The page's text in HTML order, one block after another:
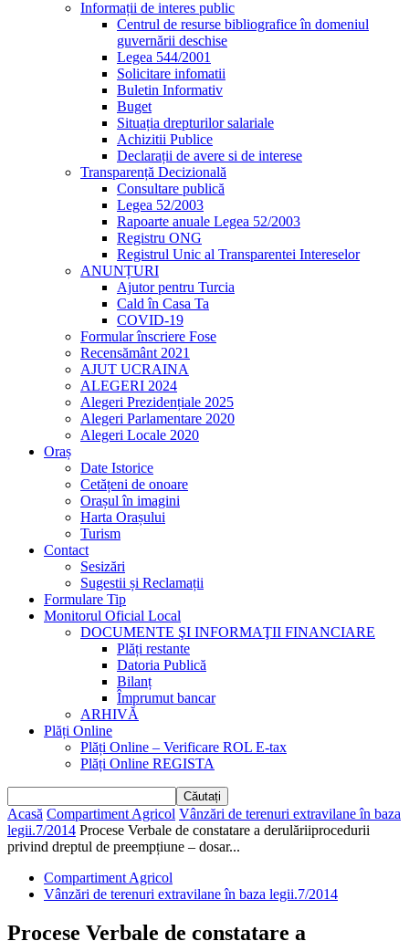
Informații de interes public
Centrul de resurse bibliografice în domeniul
guvernării deschise
Legea 544/2001
Solicitare infomatii
Buletin Informativ
Buget
Situația drepturilor salariale
Achizitii Publice
Declarații de avere si de interese
Transparență Decizională
Consultare publică
Legea 52/2003
Rapoarte anuale Legea 52/2003
Registru ONG
Registrul Unic al Transparentei Intereselor
ANUNȚURI
Ajutor pentru Turcia
Cald în Casa Ta
COVID-19
Formular înscriere Fose
Recensământ 2021
AJUT UCRAINA
ALEGERI 2024
Alegeri Prezidențiale 2025
Alegeri Parlamentare 2020
Alegeri Locale 2020
Oraș
Date Istorice
Cetățeni de onoare
Orașul în imagini
Harta Orașului
Turism
Contact
Sesizări
Sugestii și Reclamații
Formulare Tip
Monitorul Oficial Local
DOCUMENTE ŞI INFORMAŢII FINANCIARE
Plăți restante
Datoria Publică
Bilanț
Împrumut bancar
ARHIVĂ
Plăți Online
Plăți Online – Verificare ROL E-tax
Plăți Online REGISTA
Acasă Compartiment Agricol Vânzări de terenuri extravilane în baza
legii.7/2014 Procese Verbale de constatare a derulăriiprocedurii
privind dreptul de preempțiune – dosar...
Compartiment Agricol
Vânzări de terenuri extravilane în baza legii.7/2014
Procese Verbale de constatare a